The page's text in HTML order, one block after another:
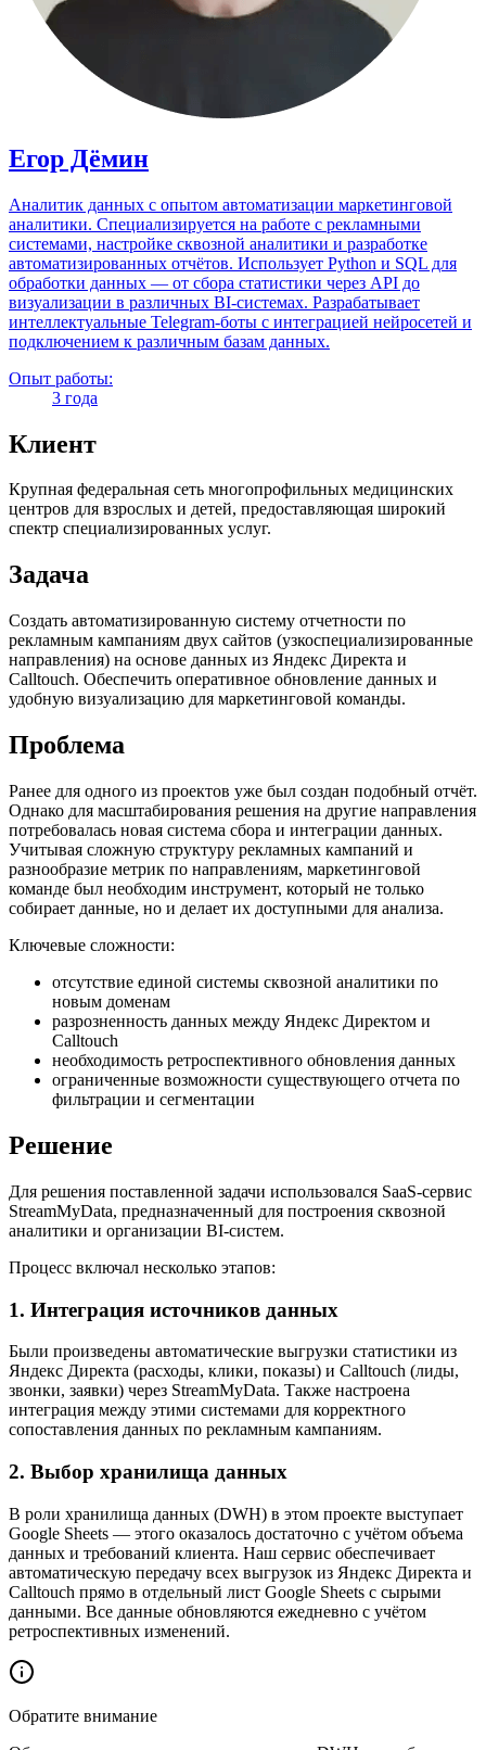
Егор Дёмин
Аналитик данных с опытом автоматизации маркетинговой
аналитики. Специализируется на работе с рекламными
системами, настройке сквозной аналитики и разработке
автоматизированных отчётов. Использует Python и SQL для
обработки данных — от сбора статистики через API до
визуализации в различных BI-системах. Разрабатывает
интеллектуальные Telegram-боты с интеграцией нейросетей и
подключением к различным базам данных.
Опыт работы:
3 года
Клиент
Крупная федеральная сеть многопрофильных медицинских
центров для взрослых и детей, предоставляющая широкий
спектр специализированных услуг.
Задача
Создать автоматизированную систему отчетности по
рекламным кампаниям двух сайтов (узкоспециализированные
направления) на основе данных из Яндекс Директа и
Calltouch. Обеспечить оперативное обновление данных и
удобную визуализацию для маркетинговой команды.
Проблема
Ранее для одного из проектов уже был создан подобный отчёт.
Однако для масштабирования решения на другие направления
потребовалась новая система сбора и интеграции данных.
Учитывая сложную структуру рекламных кампаний и
разнообразие метрик по направлениям, маркетинговой
команде был необходим инструмент, который не только
собирает данные, но и делает их доступными для анализа.
Ключевые сложности:
отсутствие единой системы сквозной аналитики по
новым доменам
разрозненность данных между Яндекс Директом и
Calltouch
необходимость ретроспективного обновления данных
ограниченные возможности существующего отчета по
фильтрации и сегментации
Решение
Для решения поставленной задачи использовался SaaS-сервис
StreamMyData, предназначенный для построения сквозной
аналитики и организации BI-систем.
Процесс включал несколько этапов:
1. Интеграция источников данных
Были произведены автоматические выгрузки статистики из
Яндекс Директа (расходы, клики, показы) и Calltouch (лиды,
звонки, заявки) через StreamMyData. Также настроена
интеграция между этими системами для корректного
сопоставления данных по рекламным кампаниям.
2. Выбор хранилища данных
В роли хранилища данных (DWH) в этом проекте выступает
Google Sheets — этого оказалось достаточно с учётом объема
данных и требований клиента. Наш сервис обеспечивает
автоматическую передачу всех выгрузок из Яндекс Директа и
Calltouch прямо в отдельный лист Google Sheets с сырыми
данными. Все данные обновляются ежедневно с учётом
ретроспективных изменений.
Обратите внимание